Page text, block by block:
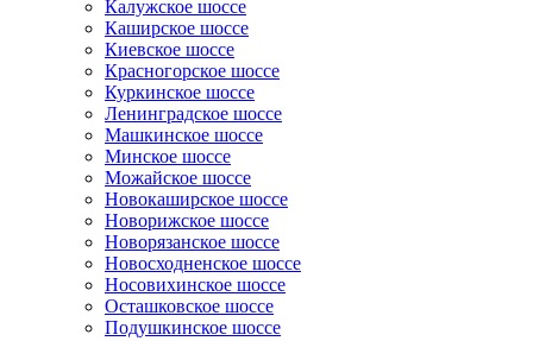
Калужское шоссе
Каширское шоссе
Киевское шоссе
Красногорское шоссе
Куркинское шоссе
Ленинградское шоссе
Машкинское шоссе
Минское шоссе
Можайское шоссе
Новокаширское шоссе
Новорижское шоссе
Новорязанское шоссе
Новосходненское шоссе
Носовихинское шоссе
Осташковское шоссе
Подушкинское шоссе